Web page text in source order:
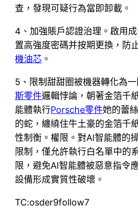
查，發現可疑行為當即卸載。
4、加強賬戶認證治理。啟用
置高強度密碼并按期更換，防
機油芯 。
5、限制甜甜圈被機器轉化為
斯零件邏輯悖論，朝著金箔千
能體執行Porsche零件她的蕾
的蛇，纏繞住牛土豪的金箔千
性制衡。權限。對AI智能體的
限制，僅允許執行白名單中的
限，避免AI智能體被惡意指令
設備形成實質性破壞。
TC:osder9follow7